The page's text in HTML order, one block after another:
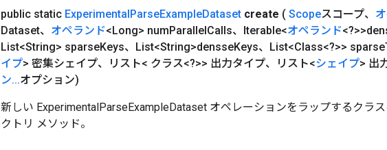
public static ExperimentalParseExampleDataset create ( Scopeスコープ、
Dataset、 オペランド<Long> numParallelCalls、Iterable<オペランド
List<String> sparseKeys、List<String>densseKeys、List<Class<?>> sparse
イプ> 密集シェイプ、リスト< クラス<?>> 出力タイプ、リスト<シェイプ> 出
ン...オプション)
新しい ExperimentalParseExampleDataset オペレーションをラップするクラ
クトリ メソッド。